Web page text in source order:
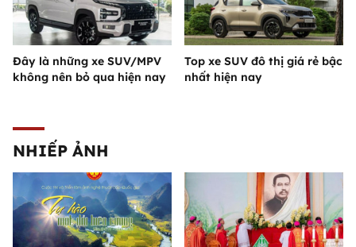
Đây là những xe SUV/MPV
không nên bỏ qua hiện nay
Top xe SUV đô thị giá rẻ bậc
nhất hiện nay
NHIẾP ẢNH